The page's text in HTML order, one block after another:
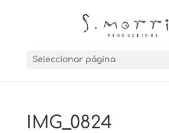
Seleccionar página
IMG_0824